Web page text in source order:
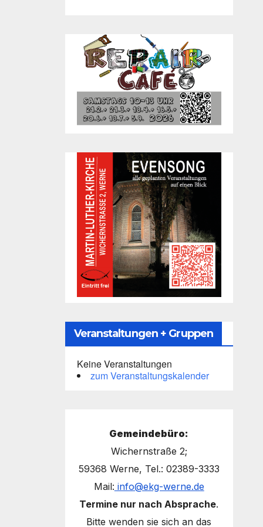
Veranstaltungen + Gruppen
Keine Veranstaltungen
zum Veranstaltungskalender
Gemeindebüro:
Wichernstraße 2;
59368 Werne, Tel.: 02389-3333
Mail: info@ekg-werne.de
Termine nur nach Absprache.
Bitte wenden sie sich an das